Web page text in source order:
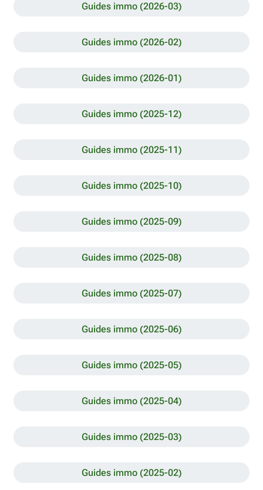
Guides immo (2026-03)
Guides immo (2026-02)
Guides immo (2026-01)
Guides immo (2025-12)
Guides immo (2025-11)
Guides immo (2025-10)
Guides immo (2025-09)
Guides immo (2025-08)
Guides immo (2025-07)
Guides immo (2025-06)
Guides immo (2025-05)
Guides immo (2025-04)
Guides immo (2025-03)
Guides immo (2025-02)